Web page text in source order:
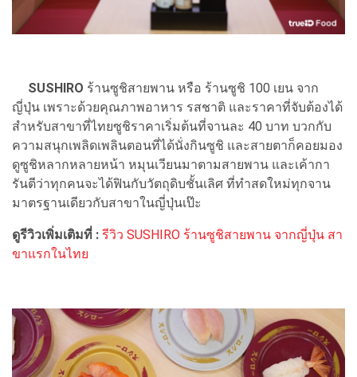
SUSHIRO ร้านซูชิสายพาน หรือ ร้านซูชิ 100 เยน จาก
ญี่ปุ่น เพราะด้วยคุณภาพอาหาร รสชาติ และราคาที่จับต้องได้
สำหรับสาขาที่ไทยซูชิราคาเริ่มต้นที่จานละ 40 บาท บวกกับ
ความสนุกเพลิดเพลินตอนที่ได้นั่งกินซูชิ และสายตาก็คอยมอง
ดูซูชิหลากหลายหน้า หมุนเวียนมาตามสายพาน และเค้ากา
รันตีว่าทุกคนจะได้ฟินกับวัตถุดิบชั้นเลิศ ที่ทำสดใหม่ทุกจาน
มาตรฐานเดียวกับสาขาในญี่ปุ่นเป๊ะ
ดูรีวิวเพิ่มเติมที่ : รีวิว SUSHIRO ร้านซูชิสายพาน จากญี่ปุ่น สา
ขาแรกในไทย